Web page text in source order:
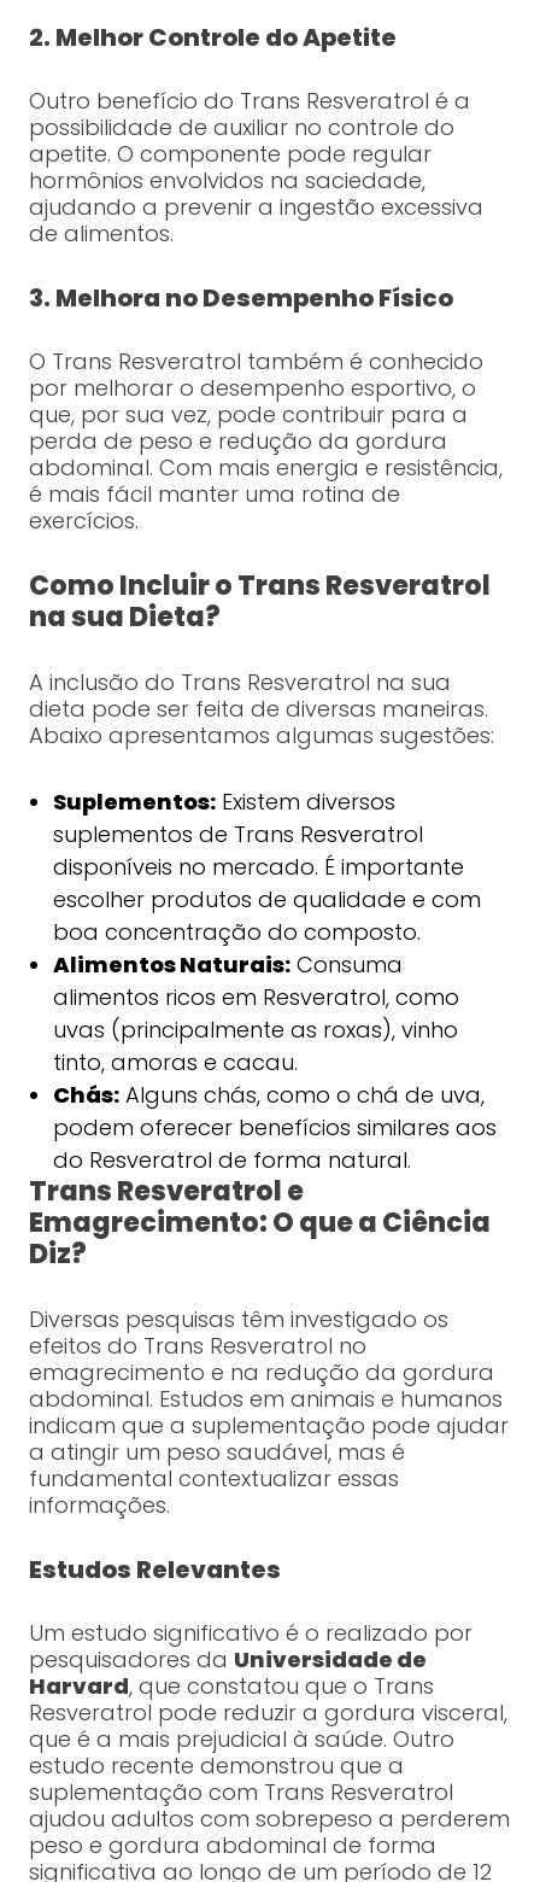
2. Melhor Controle do Apetite
Outro benefício do Trans Resveratrol é a
possibilidade de auxiliar no controle do
apetite. O componente pode regular
hormônios envolvidos na saciedade,
ajudando a prevenir a ingestão excessiva
de alimentos.
3. Melhora no Desempenho Físico
O Trans Resveratrol também é conhecido
por melhorar o desempenho esportivo, o
que, por sua vez, pode contribuir para a
perda de peso e redução da gordura
abdominal. Com mais energia e resistência,
é mais fácil manter uma rotina de
exercícios.
Como Incluir o Trans Resveratrol
na sua Dieta?
A inclusão do Trans Resveratrol na sua
dieta pode ser feita de diversas maneiras.
Abaixo apresentamos algumas sugestões:
Suplementos:Existem diversos
suplementos de Trans Resveratrol
disponíveis no mercado. É importante
escolher produtos de qualidade e com
boa concentração do composto.
Alimentos Naturais:Consuma
alimentos ricos em Resveratrol, como
uvas (principalmente as roxas), vinho
tinto, amoras e cacau.
Chás:Alguns chás, como o chá de uva,
podem oferecer benefícios similares aos
do Resveratrol de forma natural.
Trans Resveratrol e
Emagrecimento: O que a Ciência
Diz?
Diversas pesquisas têm investigado os
efeitos do Trans Resveratrol no
emagrecimento e na redução da gordura
abdominal. Estudos em animais e humanos
indicam que a suplementação pode ajudar
a atingir um peso saudável, mas é
fundamental contextualizar essas
informações.
Estudos Relevantes
Um estudo significativo é o realizado por
pesquisadores da Universidade de
Harvard, que constatou que o Trans
Resveratrol pode reduzir a gordura visceral,
que é a mais prejudicial à saúde. Outro
estudo recente demonstrou que a
suplementação com Trans Resveratrol
ajudou adultos com sobrepeso a perderem
peso e gordura abdominal de forma
significativa ao longo de um período de 12